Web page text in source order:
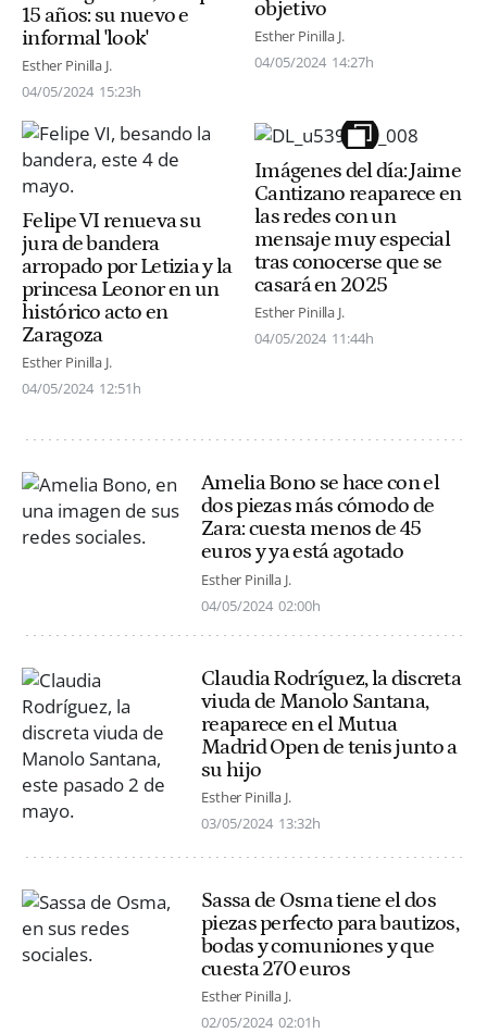
15 años: su nuevo e
informal 'look'
Esther Pinilla J.
04/05/2024 15:23h
objetivo
Esther Pinilla J.
04/05/2024 14:27h
Felipe VI renueva su
jura de bandera
arropado por Letizia y la
princesa Leonor en un
histórico acto en
Zaragoza
Esther Pinilla J.
04/05/2024 12:51h
Imágenes del día: Jaime
Cantizano reaparece en
las redes con un
mensaje muy especial
tras conocerse que se
casará en 2025
Esther Pinilla J.
04/05/2024 11:44h
Amelia Bono se hace con el
dos piezas más cómodo de
Zara: cuesta menos de 45
euros y ya está agotado
Esther Pinilla J.
04/05/2024 02:00h
Claudia Rodríguez, la discreta
viuda de Manolo Santana,
reaparece en el Mutua
Madrid Open de tenis junto a
su hijo
Esther Pinilla J.
03/05/2024 13:32h
Sassa de Osma tiene el dos
piezas perfecto para bautizos,
bodas y comuniones y que
cuesta 270 euros
Esther Pinilla J.
02/05/2024 02:01h